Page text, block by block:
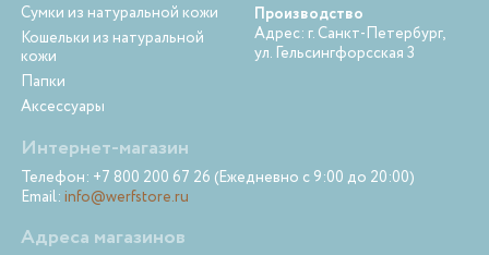
Сумки из натуральной кожи
Кошельки из натуральной
кожи
Папки
Аксессуары
Производство
Адрес: г. Санкт-Петербург,
ул. Гельсингфорсская 3
Интернет-магазин
Телефон: +7 800 200 67 26 (Ежедневно с 9:00 до 20:00)
Email: info@werfstore.ru
Адреса магазинов